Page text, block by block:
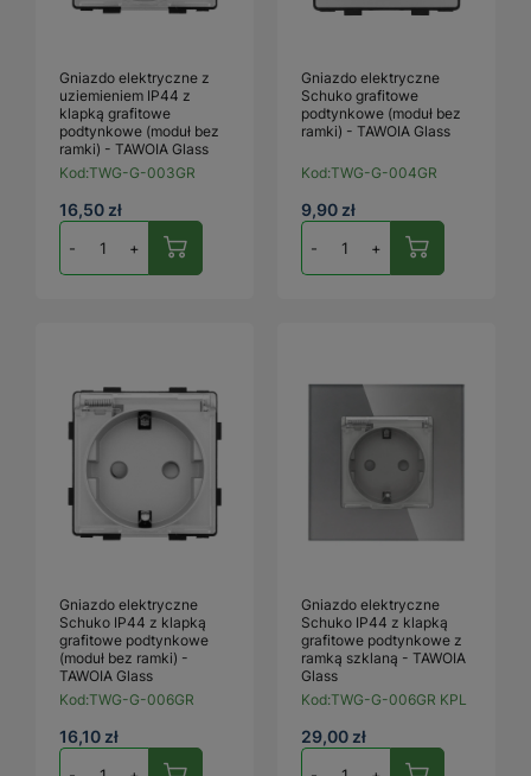
Gniazdo elektryczne z
uziemieniem IP44 z
klapką grafitowe
podtynkowe (moduł bez
ramki) - TAWOIA Glass
Kod:TWG-G-003GR
16,50 zł
- +
Gniazdo elektryczne
Schuko grafitowe
podtynkowe (moduł bez
ramki) - TAWOIA Glass
Kod:TWG-G-004GR
9,90 zł
- +
Gniazdo elektryczne
Schuko IP44 z klapką
grafitowe podtynkowe
(moduł bez ramki) -
TAWOIA Glass
Kod:TWG-G-006GR
16,10 zł
Gniazdo elektryczne
Schuko IP44 z klapką
grafitowe podtynkowe z
ramką szklaną - TAWOIA
Glass
Kod:TWG-G-006GR KPL
29,00 zł